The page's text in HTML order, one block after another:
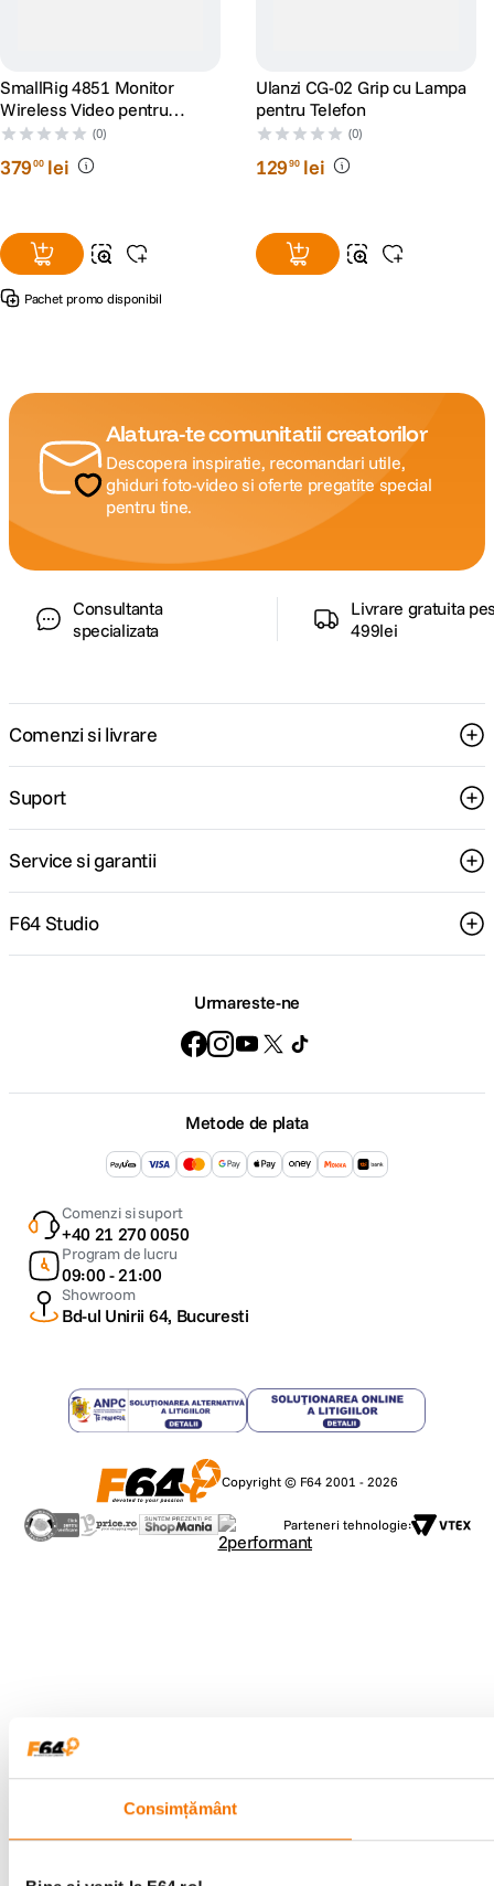
Consimțământ
SmallRig 4851 Monitor
Wireless Video pentru
Phone Vlog Kit
(0)
37900 lei
Pachet promo disponibil
Ulanzi CG-02 Grip cu Lampa
pentru Telefon
(0)
12990 lei
Alatura-te comunitatii creatorilor
Descopera inspiratie, recomandari utile,
ghiduri foto-video si oferte pregatite special
pentru tine.
Consultanta
specializata
Livrare gratuita
499lei
Comenzi si livrare
Suport
Service si garantii
F64 Studio
Urmareste-ne
Metode de plata
Comenzi si suport
+40 21 270 0050
Program de lucru
09:00 - 21:00
Showroom
Bd-ul Unirii 64, Bucuresti
Copyright © F64 2001 - 2026
Parteneri tehnologie: